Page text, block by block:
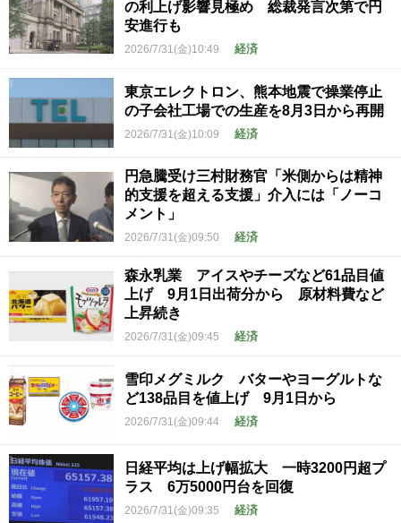
の利上げ影響見極め 総裁発言次第で円
安進行も
2026/7/31(金)10:49 経済
東京エレクトロン、熊本地震で操業停止
の子会社工場での生産を8月3日から再開
2026/7/31(金)10:09 経済
円急騰受け三村財務官「米側からは精神
的支援を超える支援」介入には「ノーコ
メント」
2026/7/31(金)09:50 経済
森永乳業 アイスやチーズなど61品目値
上げ 9月1日出荷分から 原材料費など
上昇続き
2026/7/31(金)09:45 経済
雪印メグミルク バターやヨーグルトな
ど138品目を値上げ 9月1日から
2026/7/31(金)09:44 経済
日経平均は上げ幅拡大 一時3200円超プ
ラス 6万5000円台を回復
2026/7/31(金)09:35 経済